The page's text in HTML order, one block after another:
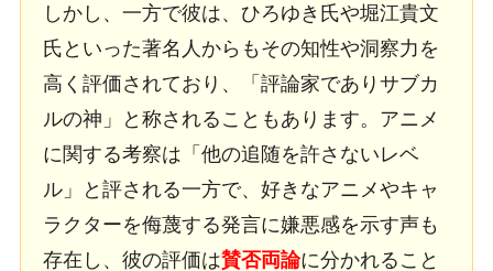
しかし、一方で彼は、ひろゆき氏や堀江貴文
氏といった著名人からもその知性や洞察力を
高く評価されており、「評論家でありサブカ
ルの神」と称されることもあります。アニメ
に関する考察は「他の追随を許さないレベ
ル」と評される一方で、好きなアニメやキャ
ラクターを侮蔑する発言に嫌悪感を示す声も
存在し、彼の評価は賛否両論に分かれること